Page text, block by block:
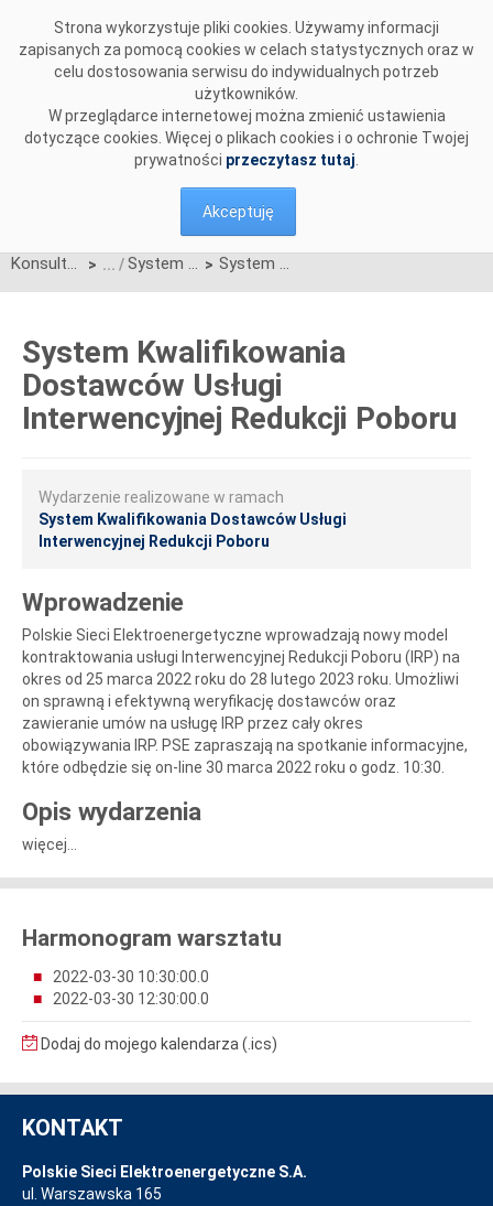
Strona wykorzystuje pliki cookies. Używamy informacji
zapisanych za pomocą cookies w celach statystycznych oraz w
celu dostosowania serwisu do indywidualnych potrzeb
użytkowników.
W przeglądarce internetowej można zmienić ustawienia
dotyczące cookies. Więcej o plikach cookies i o ochronie Twojej
prywatności przeczytasz tutaj
Akceptuję
Konsultacje > System Kwalifikowania Dostawców Usługi Interwencyjnej Redukcji Poboru > System Kwalifikowania Dostawców Usługi Interwencyjnej Redukcji Poboru
System Kwalifikowania
Dostawców Usługi
Interwencyjnej Redukcji Poboru
Wydarzenie realizowane w ramach
System Kwalifikowania Dostawców Usługi
Interwencyjnej Redukcji Poboru
Wprowadzenie
Polskie Sieci Elektroenergetyczne wprowadzają nowy model
kontraktowania usługi Interwencyjnej Redukcji Poboru (IRP) na
okres od 25 marca 2022 roku do 28 lutego 2023 roku. Umożliwi
on sprawną i efektywną weryfikację dostawców oraz
zawieranie umów na usługę IRP przez cały okres
obowiązywania IRP. PSE zapraszają na spotkanie informacyjne,
które odbędzie się on-line 30 marca 2022 roku o godz. 10:30.
Opis wydarzenia
więcej...
Harmonogram warsztatu
2022-03-30 10:30:00.0
2022-03-30 12:30:00.0
Dodaj do mojego kalendarza (.ics)
KONTAKT
Polskie Sieci Elektroenergetyczne S.A.
ul. Warszawska 165